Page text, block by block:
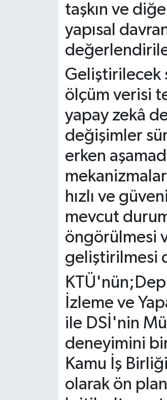
taşkın ve
yapısal
Geliştirilecek
ölçüm verisi
yapay zekâ
değişimler
erken
hızlı ve
mevcut
öngörülmesi
geliştirilmesi
İzleme ve
ile DSİ'nin
deneyimini
Kamu İş
olarak ön